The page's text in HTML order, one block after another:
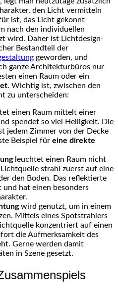
den Licht vermitteln
ist, das Licht gekonnt
nach den individuellen
wird. Daher ist Lichtdesign-
Bestandteil der
geworden, und
ganze Architekturbüros nur
einen Raum oder ein
. Wichtig ist, zwischen den
zu unterscheiden:
einen Raum mittelt einer
spendet so viel Helligkeit. Die
jedem Zimmer von der Decke
Beispiel für eine direkte
leuchtet einen Raum nicht
strahl zuerst auf eine
den Boden. Das reflektierte
und hat einen besonders
wird genutzt, um in einem
Mittels eines Spotstrahlers
konzentriert auf einen
die Aufmerksamkeit des
Gerne werden damit
in Szene gesetzt.